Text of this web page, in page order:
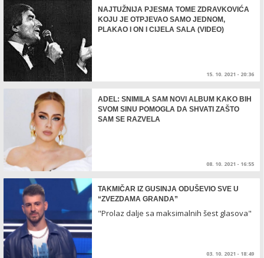
NAJTUŽNIJA PJESMA TOME ZDRAVKOVIĆA
KOJU JE OTPJEVAO SAMO JEDNOM,
PLAKAO I ON I CIJELA SALA (VIDEO)
15. 10. 2021 - 20:36
ADEL: SNIMILA SAM NOVI ALBUM KAKO BIH
SVOM SINU POMOGLA DA SHVATI ZAŠTO
SAM SE RAZVELA
08. 10. 2021 - 16:55
TAKMIČAR IZ GUSINJA ODUŠEVIO SVE U
“ZVEZDAMA GRANDA”
"Prolaz dalje sa maksimalnih šest glasova"
03. 10. 2021 - 18:49